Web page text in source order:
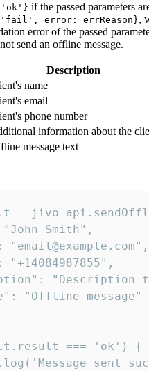
if the passed parameters
error: errReason},
error of the passed
send an offline message.
Description
name
email
phone number
information about the
message text
=
Smith",
"email@example.com",
"+14084987855",
"Description
"Offline message"
=== 'ok') {
sent